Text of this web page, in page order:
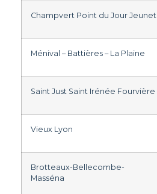
Champvert Point du Jour Jeunet
Ménival – Battières – La Plaine
Saint Just Saint Irénée Fourvière
Vieux Lyon
Brotteaux-Bellecombe-
Masséna